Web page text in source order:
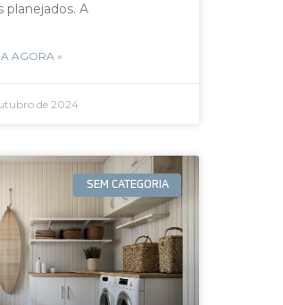
planejados. A
AGORA »
de 2024
SEM CATEGORIA